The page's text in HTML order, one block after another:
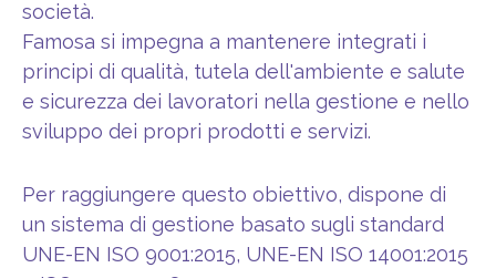
società.
Famosa si impegna a mantenere integrati i
principi di qualità, tutela dell'ambiente e salute
e sicurezza dei lavoratori nella gestione e nello
sviluppo dei propri prodotti e servizi.
Per raggiungere questo obiettivo, dispone di
un sistema di gestione basato sugli standard
UNE-EN ISO 9001:2015, UNE-EN ISO 14001:2015